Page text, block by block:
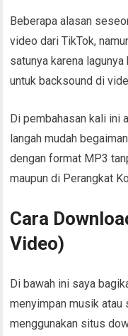
Beberapa alasan
video dari TikTok,
satunya karena
untuk backsound di
Di pembahasan kali ini
langah mudah
dengan format MP3
maupun di Perangkat
Cara
Video)
Di bawah ini saya
menyimpan musik atau
menggunakan situs